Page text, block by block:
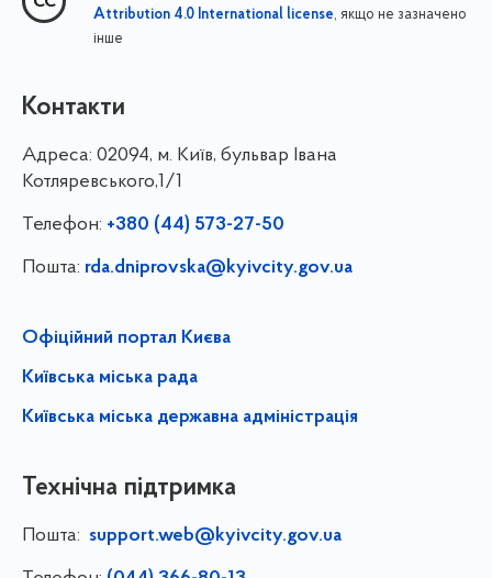
Attribution 4.0 International license, якщо не зазначено
інше
Контакти
Адреса: 02094, м. Київ, бульвар Івана
Котляревського,1/1
Телефон: +380 (44) 573-27-50
Пошта: rda.dniprovska@kyivcity.gov.ua
Офіційний портал Києва
Київська міська рада
Київська міська державна адміністрація
Технічна підтримка
Пошта: support.web@kyivcity.gov.ua